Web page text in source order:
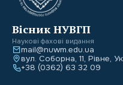
Вісник НУВГП
Наукові фахові видання
mail@nuwm.edu.ua
вул. Соборна, 11, Рівне,
+38 (0362) 63 32 09